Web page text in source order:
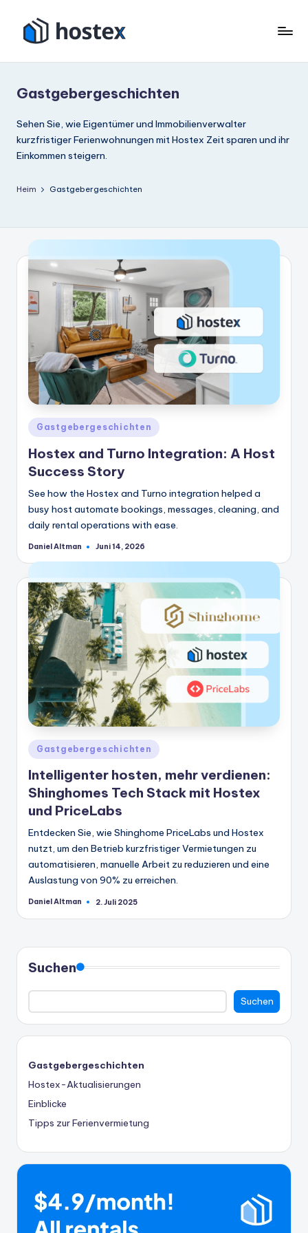
Inhalt
springen
s
t
e
Ihre
Ferienwohnung
mit
auf
Gastgebergeschichten
Sehen Sie, wie Eigentümer und Immobilienverwalter
kurzfristiger Ferienwohnungen mit Hostex Zeit sparen und ihr
Einkommen steigern.
Heim Gastgebergeschichten
Veröffentlicht
in
Gastgebergeschichten
Hostex and Turno Integration: A Host
Success Story
See how the Hostex and Turno integration helped a
busy host automate bookings, messages, cleaning, and
daily rental operations with ease.
Geschrieben
Daniel Altman Juni 14, 2026
Veröffentlicht
in
Gastgebergeschichten
Intelligenter hosten, mehr verdienen:
Shinghomes Tech Stack mit Hostex
und PriceLabs
Entdecken Sie, wie Shinghome PriceLabs und Hostex
nutzt, um den Betrieb kurzfristiger Vermietungen zu
automatisieren, manuelle Arbeit zu reduzieren und eine
Auslastung von 90% zu erreichen.
Geschrieben
Daniel Altman 2. Juli 2025
Suchen
Suchen
Gastgebergeschichten
Hostex-Aktualisierungen
Einblicke
Tipps zur Ferienvermietung